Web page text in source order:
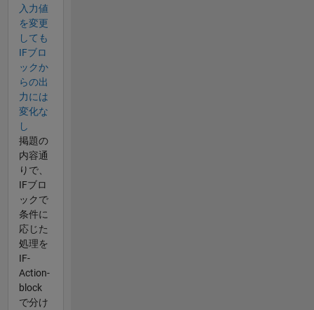
入力値
を変更
しても
IFブロ
ックか
らの出
力には
変化な
し
掲題の
内容通
りで、
IFブロ
ックで
条件に
応じた
処理を
IF-
Action-
block
で分け